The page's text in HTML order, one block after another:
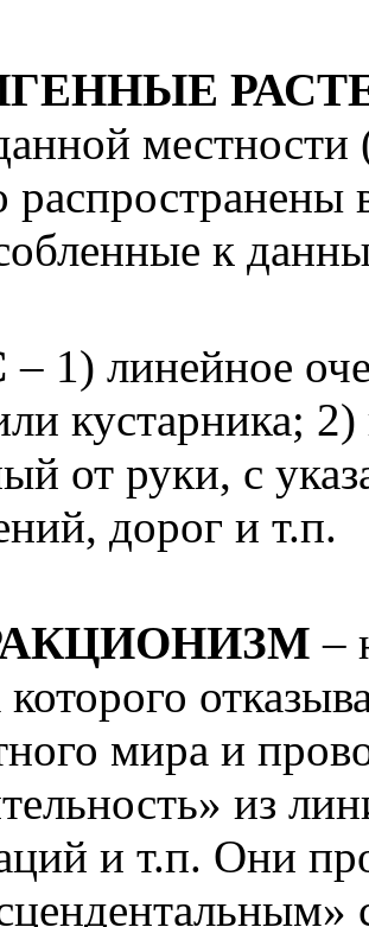
местности
к
– 1) линейное
кустарника;
от руки, с
дорог и т.п.
–
которого
мира и
из
и т.п. Они